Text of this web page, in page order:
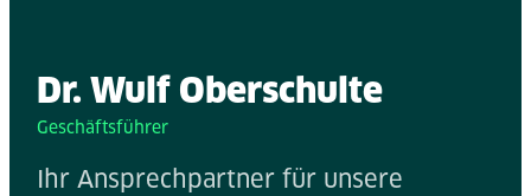
Dr. Wulf Oberschulte
Geschäftsführer
Ihr Ansprechpartner für unsere